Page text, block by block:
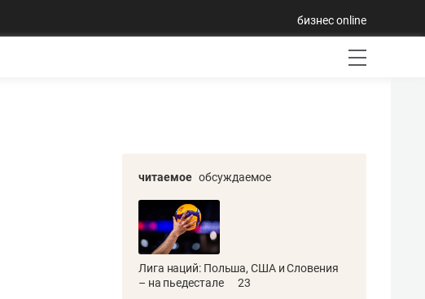
бизнес online
читаемое обсуждаемое
Лига наций: Польша, США и Словения
– на пьедестале
23